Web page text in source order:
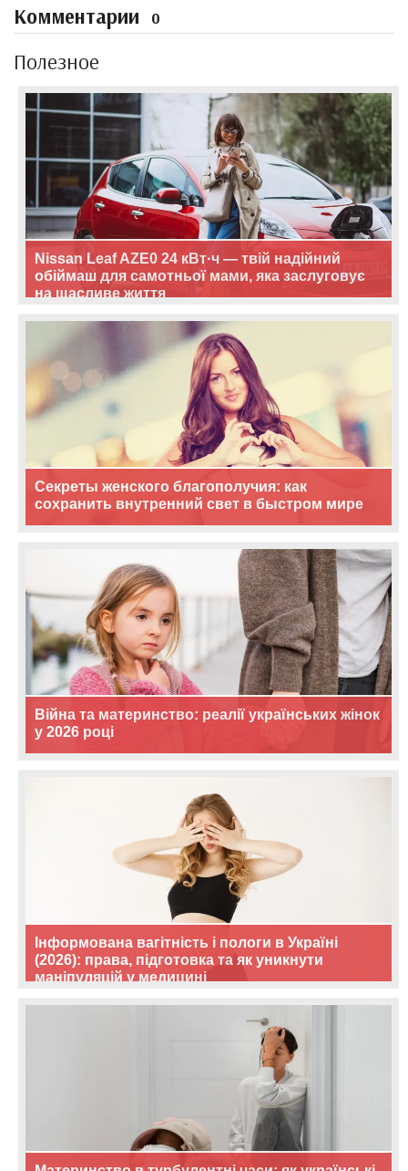
Комментарии 0
Полезное
Nissan Leaf AZE0 24 кВт·ч — твій надійний
обіймаш для самотньої мами, яка заслуговує
на щасливе життя
Секреты женского благополучия: как
сохранить внутренний свет в быстром мире
Війна та материнство: реалії українських жінок
у 2026 році
Інформована вагітність і пологи в Україні
(2026): права, підготовка та як уникнути
маніпуляцій у медицині